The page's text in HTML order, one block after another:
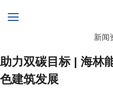
新闻
助力双碳目标 | 海林
色建筑发展